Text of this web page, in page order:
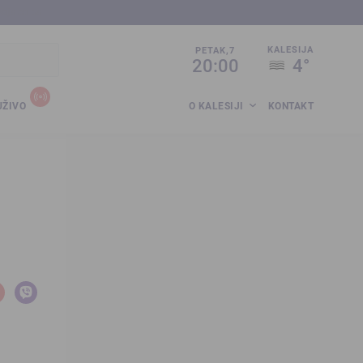
PETAK,7
20:00
KALESIJA
4°
O KALESIJI KONTAKT